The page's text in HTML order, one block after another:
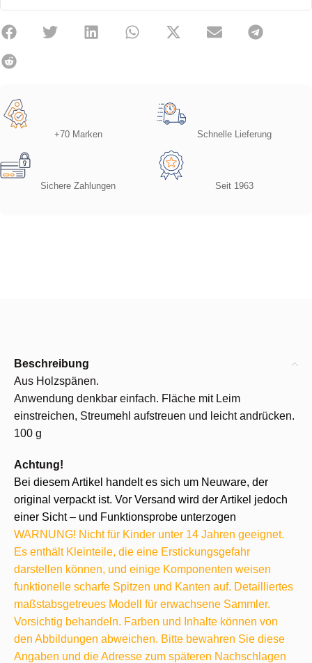
+70 Marken Schnelle Lieferung
Sichere Zahlungen Seit 1963
Beschreibung
Aus Holzspänen.
Anwendung denkbar einfach. Fläche mit Leim
einstreichen, Streumehl aufstreuen und leicht andrücken.
100 g
Achtung!
Bei diesem Artikel handelt es sich um Neuware, der
original verpackt ist. Vor Versand wird der Artikel jedoch
einer Sicht – und Funktionsprobe unterzogen
WARNUNG! Nicht für Kinder unter 14 Jahren geeignet.
Es enthält Kleinteile, die eine Erstickungsgefahr
darstellen können, und einige Komponenten weisen
funktionelle scharfe Spitzen und Kanten auf. Detailliertes
maßstabsgetreues Modell für erwachsene Sammler.
Vorsichtig behandeln. Farben und Inhalte können von
den Abbildungen abweichen. Bitte bewahren Sie diese
Angaben und die Adresse zum späteren Nachschlagen